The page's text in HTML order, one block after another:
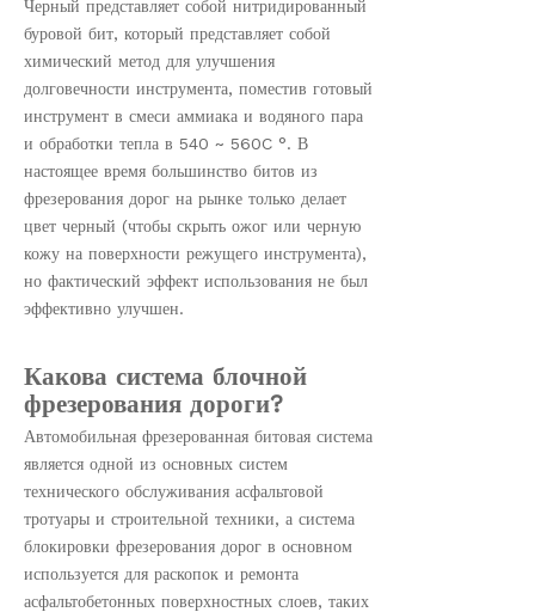
Черный представляет собой нитридированный
буровой бит, который представляет собой
химический метод для улучшения
долговечности инструмента, поместив готовый
инструмент в смеси аммиака и водяного пара
и обработки тепла в 540 ~ 560C °. В
настоящее время большинство битов из
фрезерования дорог на рынке только делает
цвет черный (чтобы скрыть ожог или черную
кожу на поверхности режущего инструмента),
но фактический эффект использования не был
эффективно улучшен.
Какова система блочной
фрезерования дороги?
Автомобильная фрезерованная битовая система
является одной из основных систем
технического обслуживания асфальтовой
тротуары и строительной техники, а система
блокировки фрезерования дорог в основном
используется для раскопок и ремонта
асфальтобетонных поверхностных слоев, таких